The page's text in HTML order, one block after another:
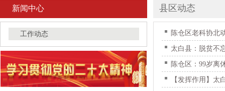
县区动态
陈仓区老科协北
太白县：脱贫不
陈仓区：99岁离
【发挥作用】太
新闻中心
工作动态